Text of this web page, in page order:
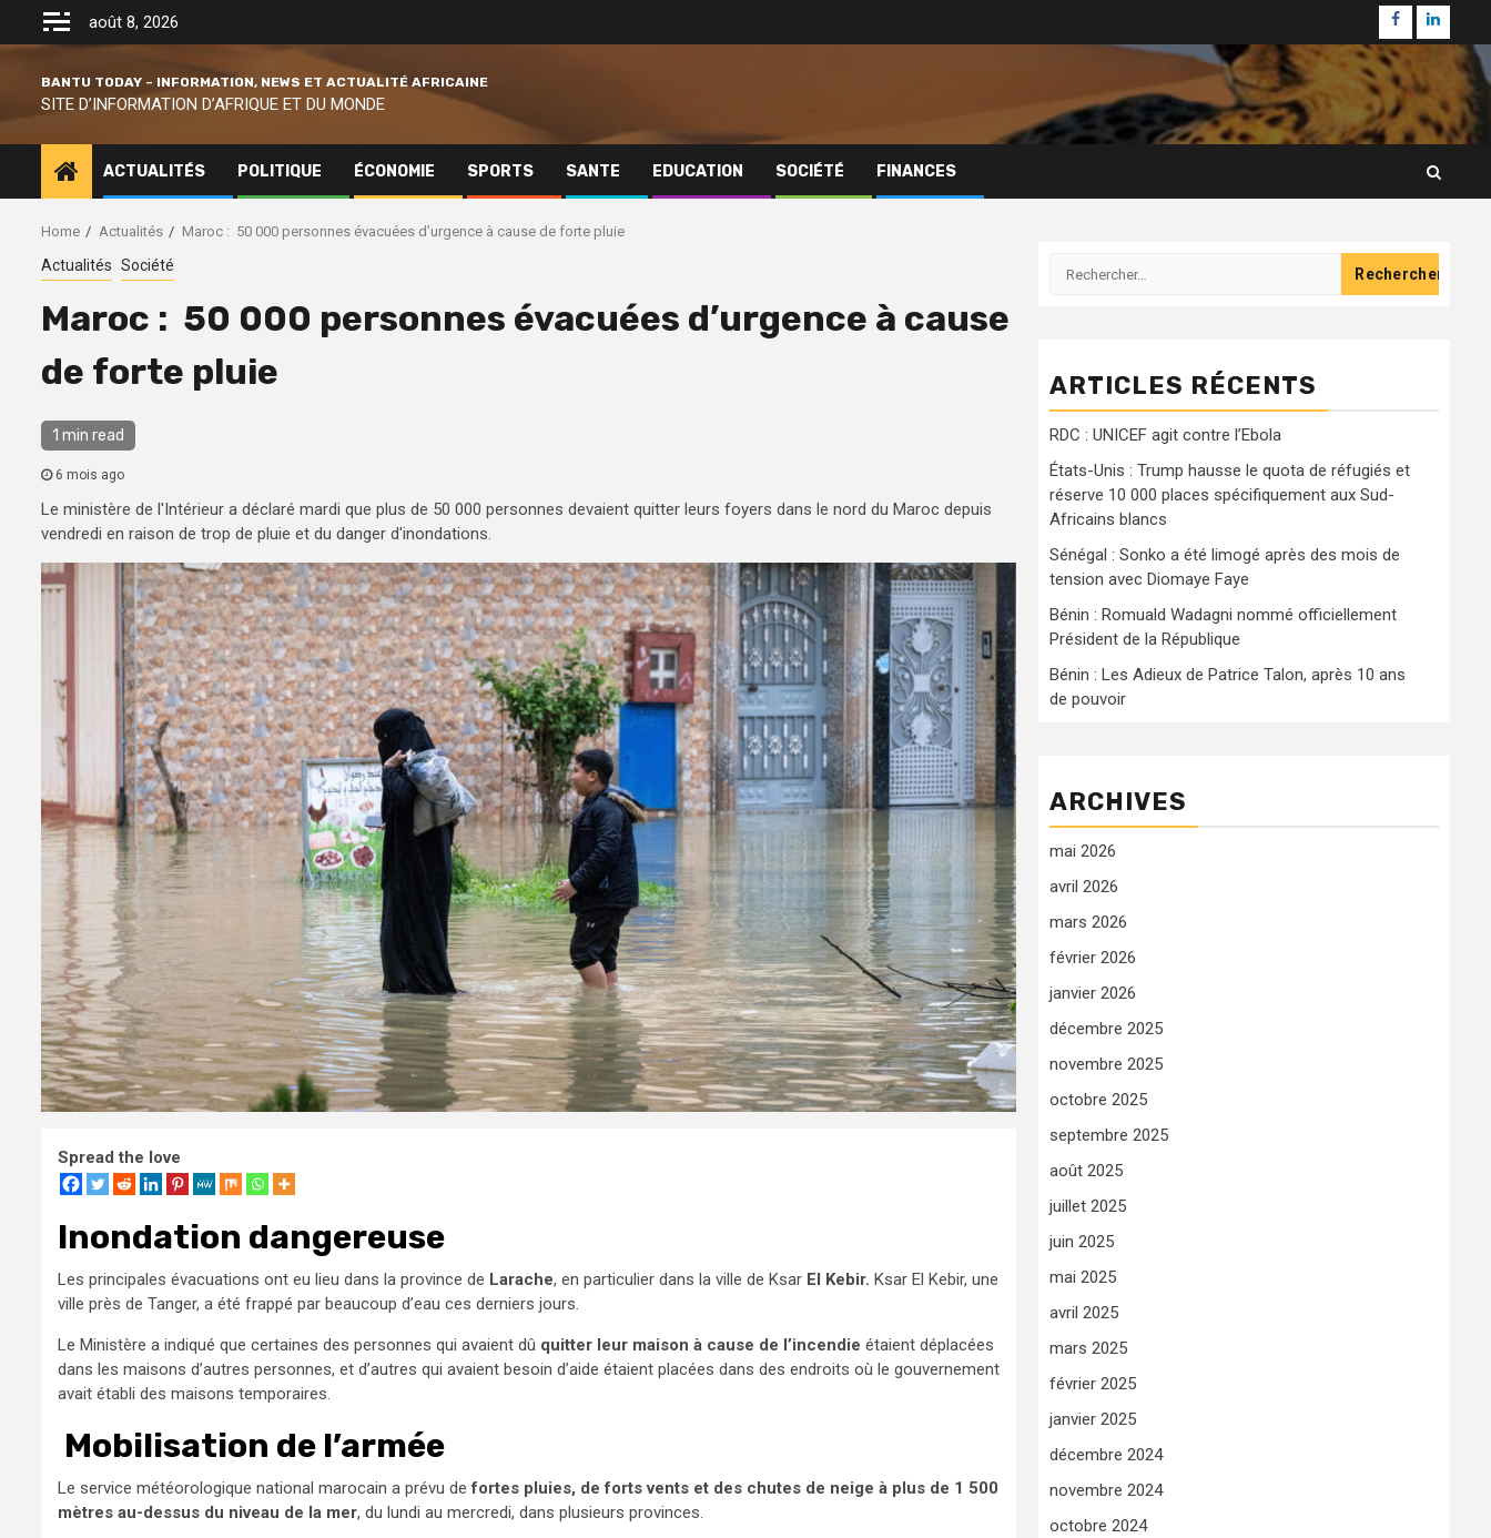
août 8, 2026 Facebook
BANTU TODAY – INFORMATION, NEWS ET ACTUALITÉ AFRICAINE
SITE D’INFORMATION D’AFRIQUE ET DU MONDE
ACTUALITÉS POLITIQUE ÉCONOMIE SPORTS SANTE EDUCATION SOCIÉTÉ FINANCES
Home Actualités Maroc : 50 000 personnes évacuées d’urgence à cause de forte pluie
Actualités Société
Maroc : 50 000 personnes évacuées d’urgence à cause
de forte pluie
1 min read
6 mois ago
Le ministère de l'Intérieur a déclaré mardi que plus de 50 000 personnes devaient quitter leurs foyers dans le nord du Maroc depuis
vendredi en raison de trop de pluie et du danger d'inondations.
Spread the love
Inondation dangereuse
Les principales évacuations ont eu lieu dans la province de Larache, en particulier dans la ville de Ksar El Kebir. Ksar El Kebir, une
ville près de Tanger, a été frappé par beaucoup d’eau ces derniers jours.
Le Ministère a indiqué que certaines des personnes qui avaient dû quitter leur maison à cause de l’incendie étaient déplacées
dans les maisons d’autres personnes, et d’autres qui avaient besoin d’aide étaient placées dans des endroits où le gouvernement
avait établi des maisons temporaires.
Mobilisation de l’armée
Le service météorologique national marocain a prévu defortes pluies, de forts vents et des chutes de neige à plus de 1 500
mètres au-dessus du niveau de la mer, du lundi au mercredi, dans plusieurs provinces.
Rechercher :
ARTICLES RÉCENTS
RDC : UNICEF agit contre l’Ebola
États-Unis : Trump hausse le quota de réfugiés et
réserve 10 000 places spécifiquement aux Sud-
Africains blancs
Sénégal : Sonko a été limogé après des mois de
tension avec Diomaye Faye
Bénin : Romuald Wadagni nommé officiellement
Président de la République
Bénin : Les Adieux de Patrice Talon, après 10 ans
de pouvoir
ARCHIVES
mai 2026
avril 2026
mars 2026
février 2026
janvier 2026
décembre 2025
novembre 2025
octobre 2025
septembre 2025
août 2025
juillet 2025
juin 2025
mai 2025
avril 2025
mars 2025
février 2025
janvier 2025
décembre 2024
novembre 2024
octobre 2024